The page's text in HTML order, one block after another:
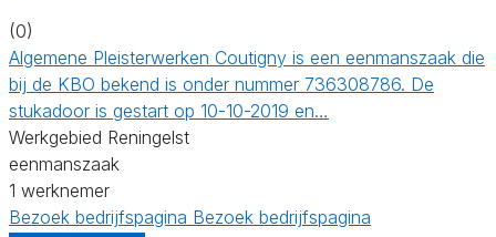
(0)
Algemene Pleisterwerken Coutigny is een eenmanszaak die
bij de KBO bekend is onder nummer 736308786. De
stukadoor is gestart op 10-10-2019 en…
Werkgebied Reningelst
eenmanszaak
1 werknemer
Bezoek bedrijfspagina Bezoek bedrijfspagina